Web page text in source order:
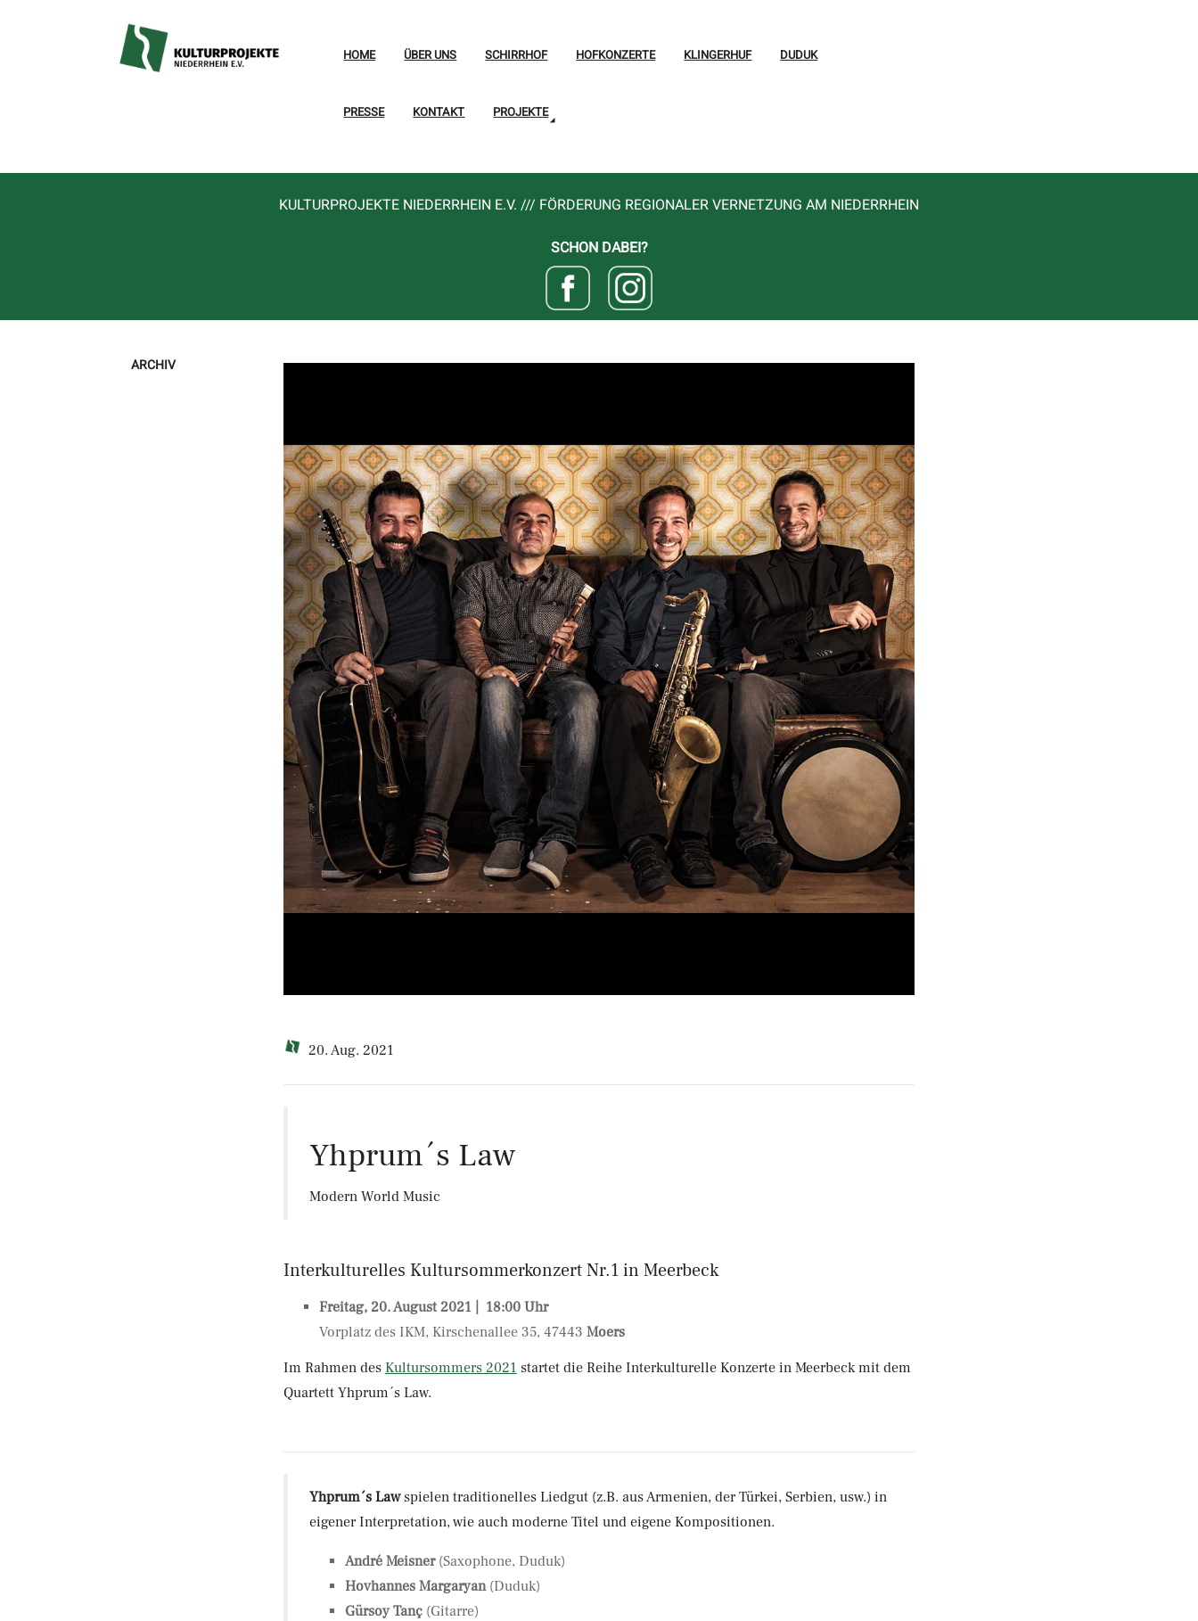
HOME ÜBER UNS SCHIRRHOF HOFKONZERTE KLINGERHUF DUDUK
PRESSE KONTAKT PROJEKTE
KULTURPROJEKTE NIEDERRHEIN E.V. /// FÖRDERUNG REGIONALER VERNETZUNG AM NIEDERRHEIN
SCHON DABEI?
20. Aug. 2021
Yhprum´s Law
Modern World Music
Interkulturelles Kultursommerkonzert Nr.1 in Meerbeck
Freitag, 20. August 2021 | 18:00 Uhr
Vorplatz des IKM, Kirschenallee 35, 47443 Moers
Im Rahmen des Kultursommers 2021 startet die Reihe Interkulturelle Konzerte in Meerbeck mit dem
Quartett Yhprum´s Law.
Yhprum´s Lawspielen traditionelles Liedgut (z.B. aus Armenien, der Türkei, Serbien, usw.) in
eigener Interpretation, wie auch moderne Titel und eigene Kompositionen.
André Meisner(Saxophone, Duduk)
Hovhannes Margaryan(Duduk)
Gürsoy Tanç(Gitarre)
ARCHIV